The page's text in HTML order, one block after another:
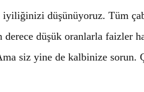
düşünüyoruz. Tüm
derece düşük oranlarla faizler
siz yine de kalbinize sorun.